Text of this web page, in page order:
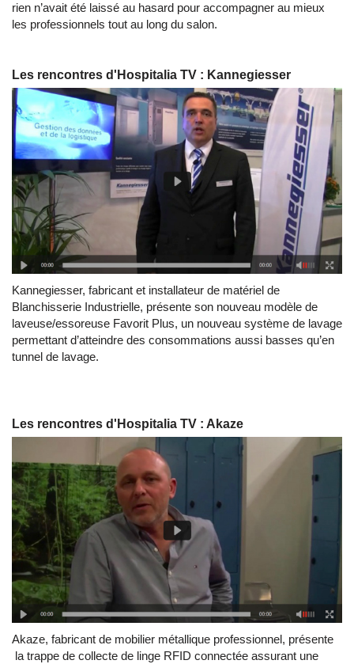
rien n’avait été laissé au hasard pour accompagner au mieux
les professionnels tout au long du salon.
Les rencontres d'Hospitalia TV : Kannegiesser
Kannegiesser, fabricant et installateur de matériel de
Blanchisserie Industrielle, présente son nouveau modèle de
laveuse/essoreuse Favorit Plus, un nouveau système de lavage
permettant d’atteindre des consommations aussi basses qu’en
tunnel de lavage.
Les rencontres d'Hospitalia TV : Akaze
Akaze, fabricant de mobilier métallique professionnel, présente
la trappe de collecte de linge RFID connectée assurant une